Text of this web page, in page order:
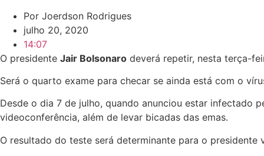
Por Joerdson Rodrigues
julho 20, 2020
14:07
O presidente Jair Bolsonaro deverá repetir, nesta terça-
Será o quarto exame para checar se ainda está com o
Desde o dia 7 de julho, quando anunciou estar infectado
videoconferência, além de levar bicadas das emas.
O resultado do teste será determinante para o